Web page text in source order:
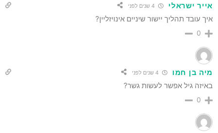
אייר ישראלי
איך עובד תהליך יישור שיניים אינויזליין?
0
מיה בן חמו
באיזה גיל אפשר לעשות גשר?
0